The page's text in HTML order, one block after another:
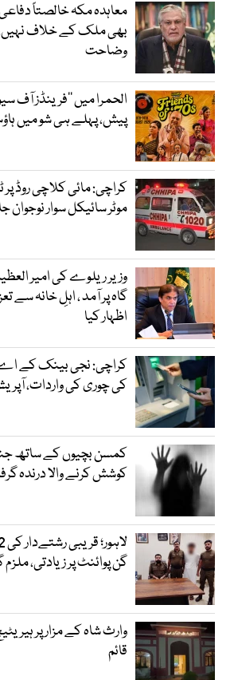
معاہدہ مکہ خالصتاً
بھی ملک کے خلاف
وضاحت
الحمرا میں ’’فرینڈز آف
پیش، پہلے ہی شو میں
کراچی: مائی کلاچی روڈ
موٹر سائیکل سوار نوجوان
وزیر ریلوے کی امیر
گاہ پر آمد ، اہلِ خانہ سے
اظہار کیا
کی چوری کی واردات،
کمسن بچیوں کے ساتھ
کوشش کرنے والا درندہ
گن پوائنٹ پر زیادتی، ملزم
وارث شاہ کے مزار پر
قائم